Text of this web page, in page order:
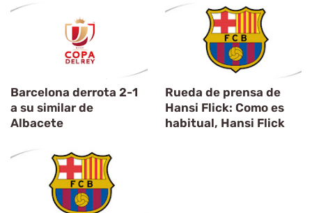
Barcelona derrota 2-1
a su similar de
Albacete
Rueda de prensa de
Hansi Flick: Como es
habitual, Hansi Flick